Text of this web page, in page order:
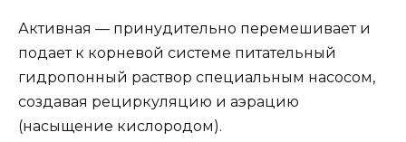
Активная — принудительно перемешивает и
подает к корневой системе питательный
гидропонный раствор специальным насосом,
создавая рециркуляцию и аэрацию
(насыщение кислородом).